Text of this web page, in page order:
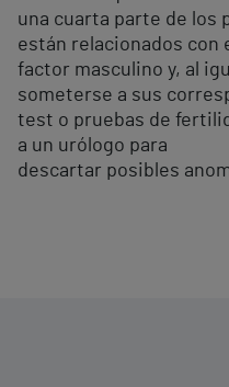
una cuarta parte de los
están relacionados con
factor masculino y, al
someterse a sus
test o pruebas de
a un urólogo para
descartar posibles